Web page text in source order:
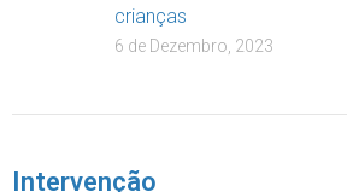
crianças
6 de Dezembro, 2023
Intervenção